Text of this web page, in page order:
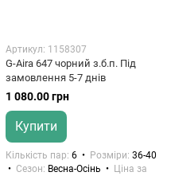
Артикул: 1158307
G-Aira 647 чорний з.б.п. Під
замовлення 5-7 днів
1 080.00 грн
Купити
Кількість пар 6 Розміри 36-40
Сезон
Весна-Осінь
Ціна за